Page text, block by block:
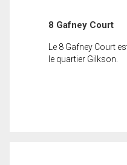
8 Gafney Court
Le 8 Gafney Court
le quartier Gilkson.